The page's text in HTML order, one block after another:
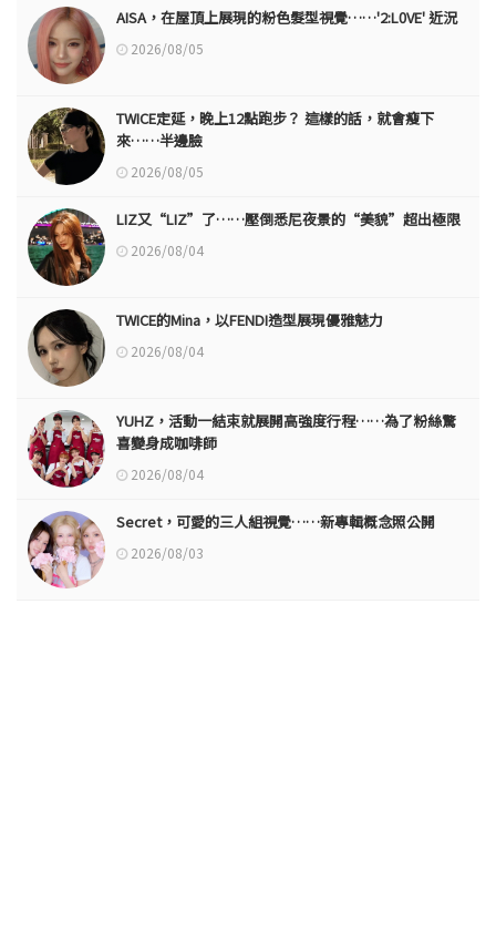
AISA，在屋頂上展現的粉色髮型視覺……'2:L0VE' 近況
2026/08/05
TWICE定延，晚上12點跑步？ 這樣的話，就會瘦下
來……半邊臉
2026/08/05
LIZ又“LIZ”了……壓倒悉尼夜景的“美貌”超出極限
2026/08/04
TWICE的Mina，以FENDI造型展現優雅魅力
2026/08/04
YUHZ，活動一結束就展開高強度行程……為了粉絲驚
喜變身成咖啡師
2026/08/04
Secret，可愛的三人組視覺……新專輯概念照公開
2026/08/03